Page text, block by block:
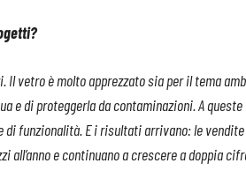
Il vetro è molto apprezzato siaper il tema
e di proteggerla da contaminazioni.A queste
funzionalità. E i risultati arrivano: le
all’anno e continuano a crescere a doppia